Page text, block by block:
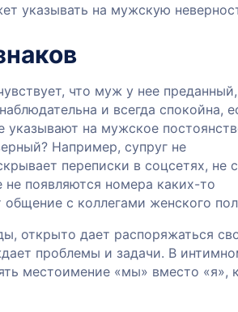
указывать на мужскую
что муж у нее преданный,
и всегда спокойна,
указывают на мужское
Например, супруг не
переписки в соцсетях, не
появляются номера каких-то
с коллегами женского
открыто дает распоряжаться
проблемы и задачи. В
местоимение «мы» вместо «я»,